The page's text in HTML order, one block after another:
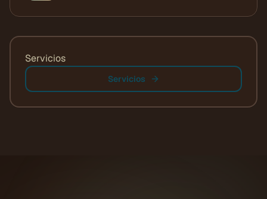
Servicios
Servicios